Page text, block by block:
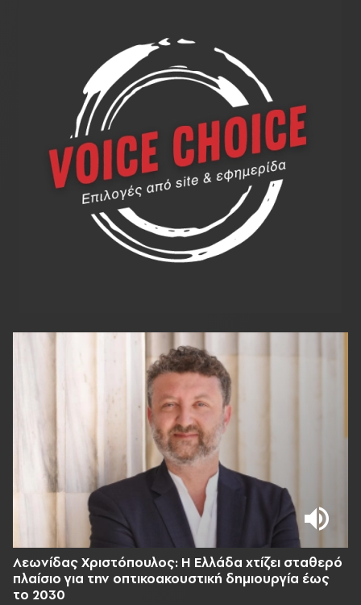
Λεωνίδας Χριστόπουλος: Η Ελλάδα χτίζει σταθερό
πλαίσιο για την οπτικοακουστική δημιουργία έως
το 2030